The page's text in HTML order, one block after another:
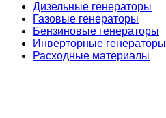
Дизельные генераторы
Газовые генераторы
Бензиновые генераторы
Инверторные генераторы
Расходные материалы